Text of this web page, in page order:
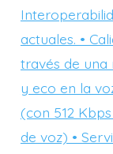
actuales. •
través de
y eco en la
(con 512
de voz) •